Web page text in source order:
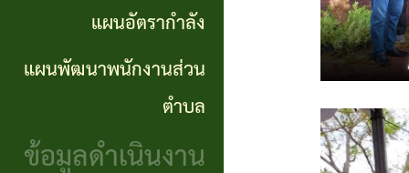
จัด
ซื้อ
จ้าง
จัดซื้อ
ราย
โครงสร้าง
องค์กร
/
แผนอัตรากำลัง
แผนพัฒนาพนักงานส่วน
ตำบล
ข้อมูลดำเนินงาน